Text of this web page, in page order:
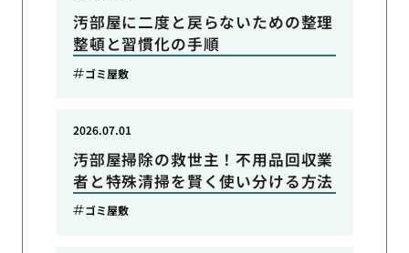
汚部屋に二度と戻らないための整理
整頓と習慣化の手順
ゴミ屋敷
汚部屋掃除の救世主！不用品回収業
者と特殊清掃を賢く使い分ける方法
2026.07.01
ゴミ屋敷